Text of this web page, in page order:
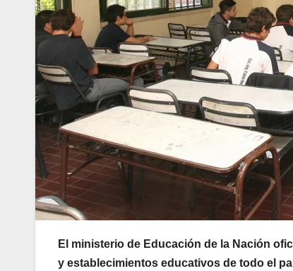
El ministerio de Educación de la Nación
y establecimientos educativos de todo el